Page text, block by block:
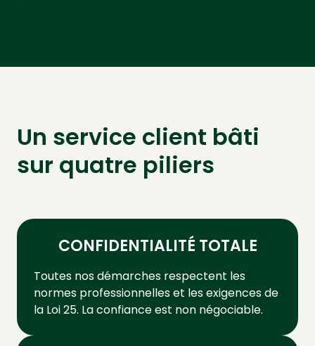
Un service client bâti
sur quatre piliers
CONFIDENTIALITÉ TOTALE
Toutes nos démarches respectent les
normes professionnelles et les exigences de
la Loi 25. La confiance est non négociable.